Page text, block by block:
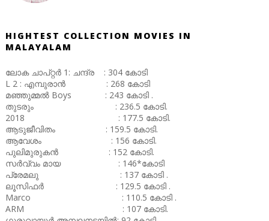
HIGHTEST COLLECTION MOVIES IN
MALAYALAM
ലോക ചാപ്റ്റർ 1: ചന്ദ്ര : 304 കോടി
L 2 : എമ്പുരാൻ : 268 കോടി
മഞ്ഞുമ്മൽ Boys : 243 കോടി .
തുടരും : 236.5 കോടി.
2018 : 177.5 കോടി.
ആടുജീവിതം : 159.5 കോടി.
ആവേശം : 156 കോടി.
പുലിമുരുകൻ : 152 കോടി.
സർവ്വം മായ : 146*കോടി
പ്രേമലു : 137 കോടി .
ലൂസിഫർ : 129.5 കോടി .
Marco : 110.5 കോടി .
ARM : 107 കോടി.